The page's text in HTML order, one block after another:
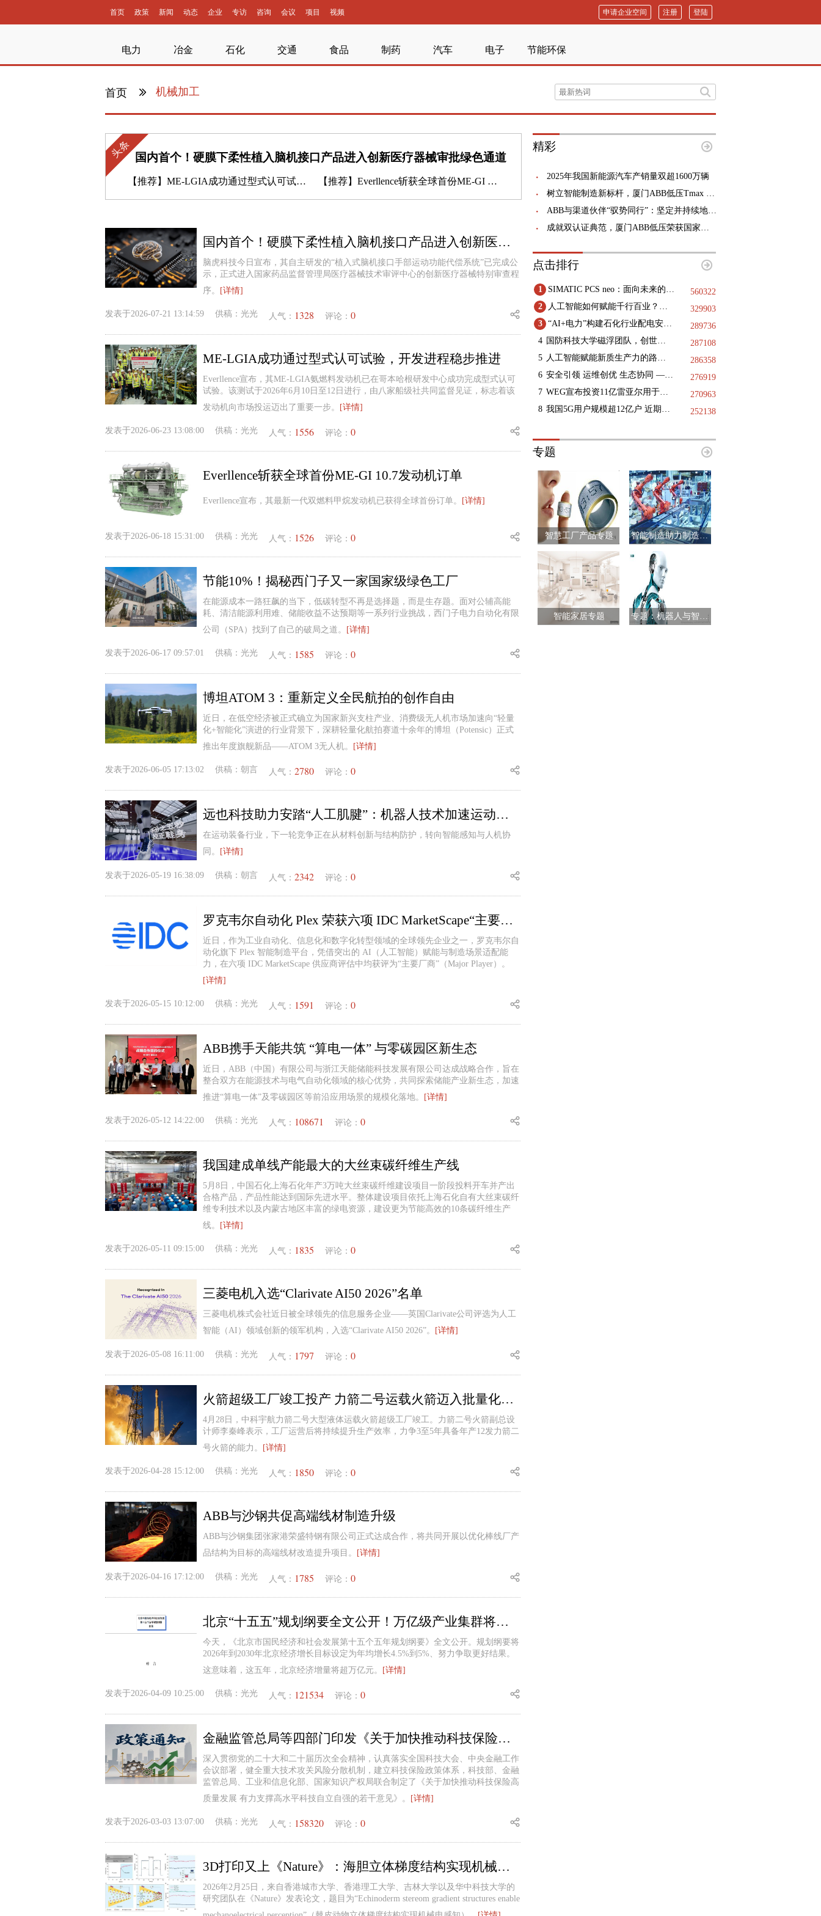
首页 政策 新闻 动态 企业 专访 咨询 会议 项目 视频 登陆
注册
申请企业空间
电力 冶金 石化 交通 食品 制药 汽车 电子 节能环保
首页 机械加工
头条 国内首个！硬膜下柔性植入脑机接口产品进入创新医疗器械审批绿色通道
【推荐】 ME-LGIA成功通过型式认可试验，开发进程稳步推进 【推荐】 Everllence斩获全球首份ME-GI 10.7发动机订单
国内首个！硬膜下柔性植入脑机接口产品进入创新医疗器械审批绿色通道
脑虎科技今日宣布，其自主研发的“植入式脑机接口手部运动功能代偿系统”已完成公
示，正式进入国家药品监督管理局医疗器械技术审评中心的创新医疗器械特别审查程
序。
[详情]
发表于2026-07-21 13:14:59 供稿： 光光 人气： 1328 评论： 0
ME-LGIA成功通过型式认可试验，开发进程稳步推进
Everllence宣布，其ME-LGIA氨燃料发动机已在哥本哈根研发中心成功完成型式认可
试验。该测试于2026年6月10日至12日进行，由八家船级社共同监督见证，标志着该
发动机向市场投运迈出了重要一步。
[详情]
发表于2026-06-23 13:08:00 供稿： 光光 人气： 1556 评论： 0
Everllence斩获全球首份ME-GI 10.7发动机订单
Everllence宣布，其最新一代双燃料甲烷发动机已获得全球首份订单。 [详情]
发表于2026-06-18 15:31:00 供稿： 光光 人气： 1526 评论： 0
节能10%！揭秘西门子又一家国家级绿色工厂
在能源成本一路狂飙的当下，低碳转型不再是选择题，而是生存题。面对公辅高能
耗、清洁能源利用难、储能收益不达预期等一系列行业挑战，西门子电力自动化有限
公司（SPA）找到了自己的破局之道。
[详情]
发表于2026-06-17 09:57:01 供稿： 光光 人气： 1585 评论： 0
博坦ATOM 3：重新定义全民航拍的创作自由
近日，在低空经济被正式确立为国家新兴支柱产业、消费级无人机市场加速向“轻量
化+智能化”演进的行业背景下，深耕轻量化航拍赛道十余年的博坦（Potensic）正式
推出年度旗舰新品——ATOM 3无人机。
[详情]
发表于2026-06-05 17:13:02 供稿： 朝言 人气： 2780 评论： 0
远也科技助力安踏“人工肌腱”：机器人技术加速运动装备智能化升级
在运动装备行业，下一轮竞争正在从材料创新与结构防护，转向智能感知与人机协
同。
[详情]
发表于2026-05-19 16:38:09 供稿： 朝言 人气： 2342 评论： 0
罗克韦尔自动化 Plex 荣获六项 IDC MarketScape“主要厂商”认证
近日，作为工业自动化、信息化和数字化转型领域的全球领先企业之一，罗克韦尔自
动化旗下 Plex 智能制造平台，凭借突出的 AI（人工智能）赋能与制造场景适配能
力，在六项 IDC MarketScape 供应商评估中均获评为“主要厂商”（Major Player）。
[详情]
发表于2026-05-15 10:12:00 供稿： 光光 人气： 1591 评论： 0
ABB携手天能共筑 “算电一体” 与零碳园区新生态
近日，ABB（中国）有限公司与浙江天能储能科技发展有限公司达成战略合作，旨在
整合双方在能源技术与电气自动化领域的核心优势，共同探索储能产业新生态，加速
推进“算电一体”及零碳园区等前沿应用场景的规模化落地。
[详情]
发表于2026-05-12 14:22:00 供稿： 光光 人气： 108671 评论： 0
我国建成单线产能最大的大丝束碳纤维生产线
5月8日，中国石化上海石化年产3万吨大丝束碳纤维建设项目一阶段投料开车并产出
合格产品，产品性能达到国际先进水平。整体建设项目依托上海石化自有大丝束碳纤
维专利技术以及内蒙古地区丰富的绿电资源，建设更为节能高效的10条碳纤维生产
线。
[详情]
发表于2026-05-11 09:15:00 供稿： 光光 人气： 1835 评论： 0
三菱电机入选“Clarivate AI50 2026”名单
三菱电机株式会社近日被全球领先的信息服务企业——英国Clarivate公司评选为人工
智能（AI）领域创新的领军机构，入选“Clarivate AI50 2026”。
[详情]
发表于2026-05-08 16:11:00 供稿： 光光 人气： 1797 评论： 0
火箭超级工厂竣工投产 力箭二号运载火箭迈入批量化生产阶段
4月28日，中科宇航力箭二号大型液体运载火箭超级工厂竣工。力箭二号火箭副总设
计师李秦峰表示，工厂运营后将持续提升生产效率，力争3至5年具备年产12发力箭二
号火箭的能力。
[详情]
发表于2026-04-28 15:12:00 供稿： 光光 人气： 1850 评论： 0
ABB与沙钢共促高端线材制造升级
ABB与沙钢集团张家港荣盛特钢有限公司正式达成合作，将共同开展以优化棒线厂产
品结构为目标的高端线材改造提升项目。
[详情]
发表于2026-04-16 17:12:00 供稿： 光光 人气： 1785 评论： 0
北京“十五五”规划纲要全文公开！万亿级产业集群将达到5个
今天，《北京市国民经济和社会发展第十五个五年规划纲要》全文公开。规划纲要将
2026年到2030年北京经济增长目标设定为年均增长4.5%到5%、努力争取更好结果。
这意味着，这五年，北京经济增量将超万亿元。
[详情]
发表于2026-04-09 10:25:00 供稿： 光光 人气： 121534 评论： 0
金融监管总局等四部门印发《关于加快推动科技保险高质量发展 有力支撑高水平科技自立自强的若干意见》的通知
深入贯彻党的二十大和二十届历次全会精神，认真落实全国科技大会、中央金融工作
会议部署，健全重大技术攻关风险分散机制，建立科技保险政策体系，科技部、金融
监管总局、工业和信息化部、国家知识产权局联合制定了《关于加快推动科技保险高
质量发展 有力支撑高水平科技自立自强的若干意见》。
[详情]
发表于2026-03-03 13:07:00 供稿： 光光 人气： 158320 评论： 0
3D打印又上《Nature》：海胆立体梯度结构实现机械电感知
2026年2月25日，来自香港城市大学、香港理工大学、吉林大学以及华中科技大学的
研究团队在《Nature》发表论文，题目为“Echinoderm stereom gradient structures enable
精彩
2025年我国新能源汽车产销量双超1600万辆
树立智能制造新标杆，厦门ABB低压Tmax XT6智能生产线正式投产
ABB与渠道伙伴“驭势同行”：坚定并持续地做正确的事
成就双认证典范，厦门ABB低压荣获国家智能制造成熟度四级认证
点击排行
1 SIMATIC PCS neo：面向未来的DCS
560322
2
人工智能如何赋能千行百业？三地政协献策
329903
3
“AI+电力”构建石化行业配电安全基石，践行绿色低碳未来
289736
4
国防科技大学磁浮团队，创世界纪录
287108
5
人工智能赋能新质生产力的路径指引
286358
6
安全引领 运维创优 生态协同 —— 第十二届国际核电运维大会于9月11日-12日在浙江海盐成功举办
276919
7
WEG宣布投资11亿雷亚尔用于巴西国内的工业扩张项目
270963
8
我国5G用户规模超12亿户 近期已启动第二阶段6G技术试验 252138
专题
智慧工厂产品专题 智能制造助力制造业升级
智能家居专题 专题：机器人与智能制造